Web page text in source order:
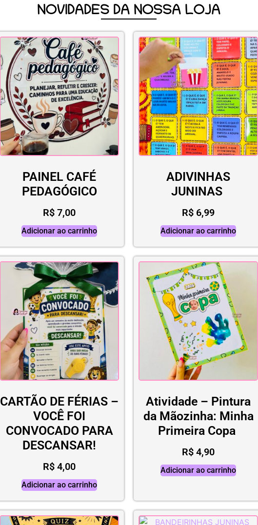
NOVIDADES DA NOSSA LOJA
PAINEL CAFÉ
PEDAGÓGICO
R$ 7,00
Adicionar ao carrinho
ADIVINHAS
JUNINAS
R$ 6,99
Adicionar ao carrinho
CARTÃO DE FÉRIAS –
VOCÊ FOI
CONVOCADO PARA
DESCANSAR!
R$ 4,00
Adicionar ao carrinho
Atividade – Pintura
da Mãozinha: Minha
Primeira Copa
R$ 4,90
Adicionar ao carrinho